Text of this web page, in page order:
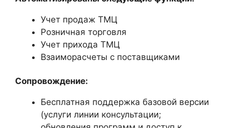
Учет продаж ТМЦ
Розничная торговля
Учет прихода ТМЦ
Взаиморасчеты с поставщиками
Сопровождение:
Бесплатная поддержка базовой версии
(услуги линии консультации;